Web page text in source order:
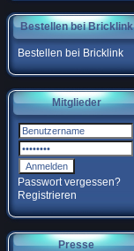
Bestellen bei Bricklink
Bestellen bei Bricklink
Mitglieder
Passwort vergessen?
Registrieren
Presse